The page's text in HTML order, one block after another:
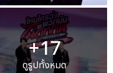
+17
ดูรูปทั้งหมด